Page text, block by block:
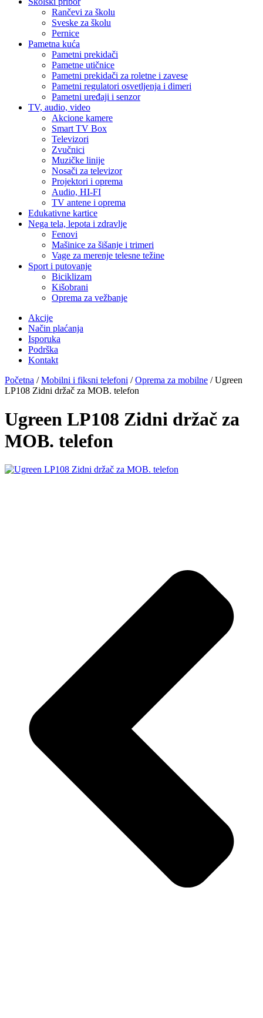
Rančevi za školu
Sveske za školu
Pernice
Pametna kuća
Pametni prekidači
Pametne utičnice
Pametni prekidači za roletne i zavese
Pametni regulatori osvetljenja i dimeri
Pametni uređaji i senzor
TV, audio, video
Akcione kamere
Smart TV Box
Televizori
Zvučnici
Muzičke linije
Nosači za televizor
Projektori i oprema
Audio, HI-FI
TV antene i oprema
Edukativne kartice
Nega tela, lepota i zdravlje
Fenovi
Mašinice za šišanje i trimeri
Vage za merenje telesne težine
Sport i putovanje
Biciklizam
Kišobrani
Oprema za vežbanje
Akcije
Način plaćanja
Isporuka
Podrška
Kontakt
Početna /Mobilni i fiksni telefoni /Oprema za mobilne / Ugreen
LP108 Zidni držač za MOB. telefon
Ugreen LP108 Zidni držač za
MOB. telefon